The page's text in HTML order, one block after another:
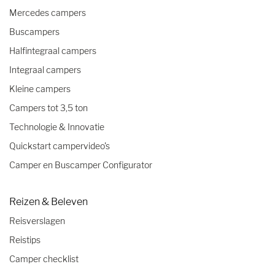
Mercedes campers
Buscampers
Halfintegraal campers
Integraal campers
Kleine campers
Campers tot 3,5 ton
Technologie & Innovatie
Quickstart campervideo's
Camper en Buscamper Configurator
Reizen & Beleven
Reisverslagen
Reistips
Camper checklist